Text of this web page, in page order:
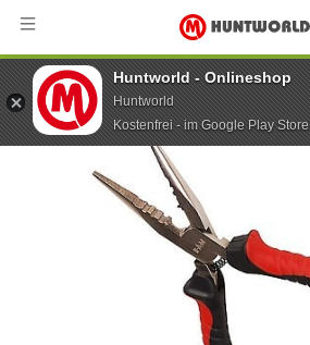
Hauptseite ...
Huntworld - Onlineshop
Huntworld
Kostenfrei - im Google Play Store